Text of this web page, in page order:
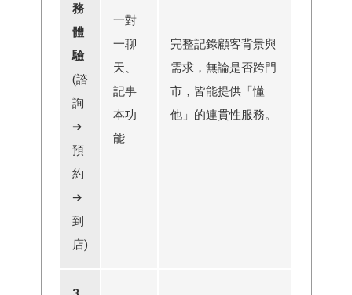
務
體
驗
(諮
詢
➔
預
約
➔
到
店)
一對
一聊
天、
記事
本功
能
完整記錄顧客背景與
需求，無論是否跨門
市，皆能提供「懂
他」的連貫性服務。